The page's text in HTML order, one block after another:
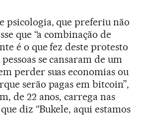
psicologia, que preferiu não
que “a combinação de
é o que fez deste protesto
pessoas se cansaram de um
perder suas economias ou
serão pagas em bitcoin”,
de 22 anos, carrega nas
diz “Bukele, aqui estamos